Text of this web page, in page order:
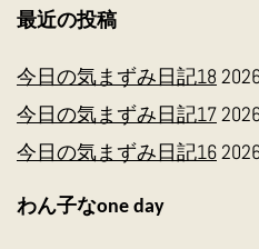
最近の投稿
今日の気まずみ日記18
今日の気まずみ日記17
今日の気まずみ日記16
わん子なone day